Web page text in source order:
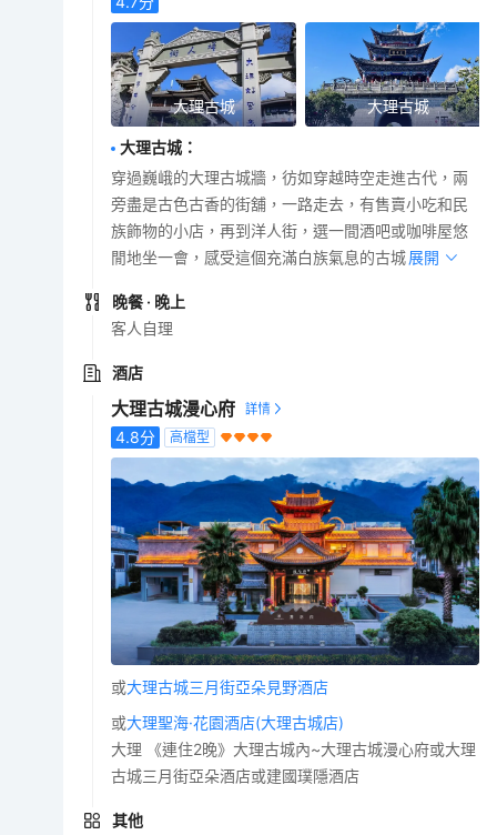
大理古城 大理古城
大理古城：
穿過巍峨的大理古城牆，彷如穿越時空走進古代，兩
旁盡是古色古香的街舖，一路走去，有售賣小吃和民
族飾物的小店，再到洋人街，選一間酒吧或咖啡屋悠
閒地坐一會，感受這個充滿白族氣息的古城。展開
晚餐 · 晚上
客人自理
酒店
大理古城漫心府
4.8分 高檔型
或大理古城三月街亞朵見野酒店
或大理聖海·花園酒店(大理古城店)
大理 《連住2晚》大理古城內~大理古城漫心府或大理
古城三月街亞朵酒店或建國璞隱酒店
其他